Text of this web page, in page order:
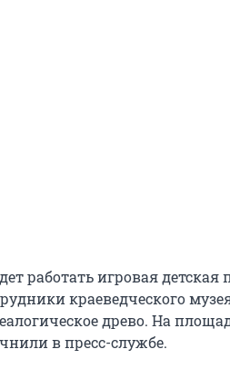
работать игровая
краеведческого
древо. На
в пресс-службе.